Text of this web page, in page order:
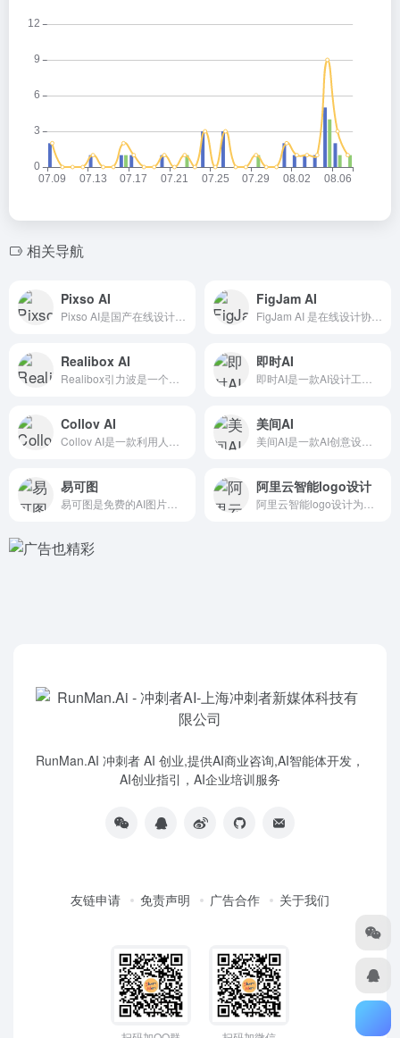
相关导航
Pixso AI FigJam AI
Realibox AI 即时AI
Collov AI 美间AI
易可图 阿里云智能logo设计
RunMan.AI 冲刺者 AI 创业,提供AI商业咨询,AI智能体开发，
AI创业指引，AI企业培训服务
友链申请 免责声明 广告合作 关于我们